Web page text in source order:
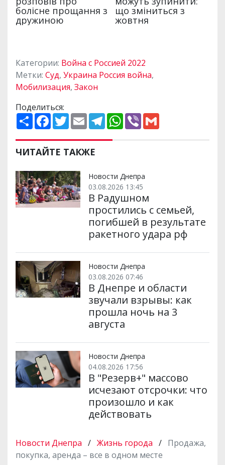
Категории: Война с Россией 2022
Метки: Суд, Украина Россия война,
Мобилизация, Закон
Поделиться:
П
о
и
р
и
и
F
a
e
b
o
k
T
w
t
t
e
E
m
i
l
T
e
e
m
W
h
p
V
ЧИТАЙТЕ ТАКЖЕ
Новости Днепра
03.08.2026 13:45
В Радушном
простились с семьей,
погибшей в результате
ракетного удара рф
Новости Днепра
03.08.2026 07:46
В Днепре и области
звучали взрывы: как
прошла ночь на 3
августа
Новости Днепра
04.08.2026 17:56
В "Резерв+" массово
исчезают отсрочки: что
произошло и как
действовать
Новости Днепра / Жизнь города / Продажа,
покупка, аренда – все в одном месте